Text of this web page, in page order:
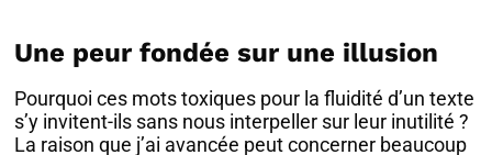
Une peur fondée sur une illusion
Pourquoi ces mots toxiques pour la fluidité d’un texte
s’y invitent-ils sans nous interpeller sur leur inutilité ?
La raison que j’ai avancée peut concerner beaucoup